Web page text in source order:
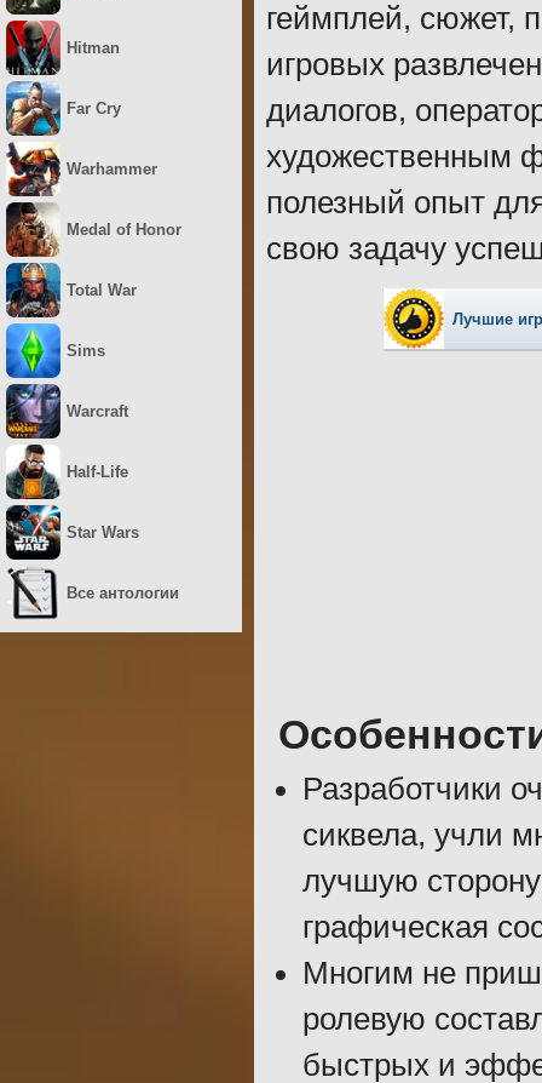
геймплей, сюжет,
игровых
диалогов,
художественным
полезный опыт
свою задачу
Лучшие
Разработчики
сиквела, учли
лучшую
графическая
Многим не
ролевую
быстрых и
Hitman
Far Cry
Warhammer
Medal of Honor
Total War
Sims
Warcraft
Half-Life
Star Wars
Все антологии